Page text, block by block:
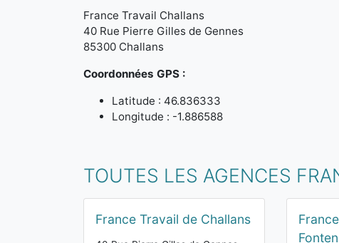
France Travail Challans
40 Rue Pierre Gilles de Gennes
85300 Challans
Coordonnées GPS :
Latitude : 46.836333
Longitude : -1.886588
TOUTES LES AGENCES
France Travail de Challans